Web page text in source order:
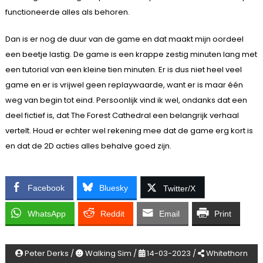
functioneerde alles als behoren.
Dan is er nog de duur van de game en dat maakt mijn oordeel
een beetje lastig. De game is een krappe zestig minuten lang met
een tutorial van een kleine tien minuten. Er is dus niet heel veel
game en er is vrijwel geen replaywaarde, want er is maar één
weg van begin tot eind. Persoonlijk vind ik wel, ondanks dat een
deel fictief is, dat The Forest Cathedral een belangrijk verhaal
vertelt. Houd er echter wel rekening mee dat de game erg kort is
en dat de 2D acties alles behalve goed zijn.
Facebook Bluesky Twitter/X
WhatsApp Reddit Email Print
Peter Derks / Walking Sim / 14-03-2023 /
Whitethorn